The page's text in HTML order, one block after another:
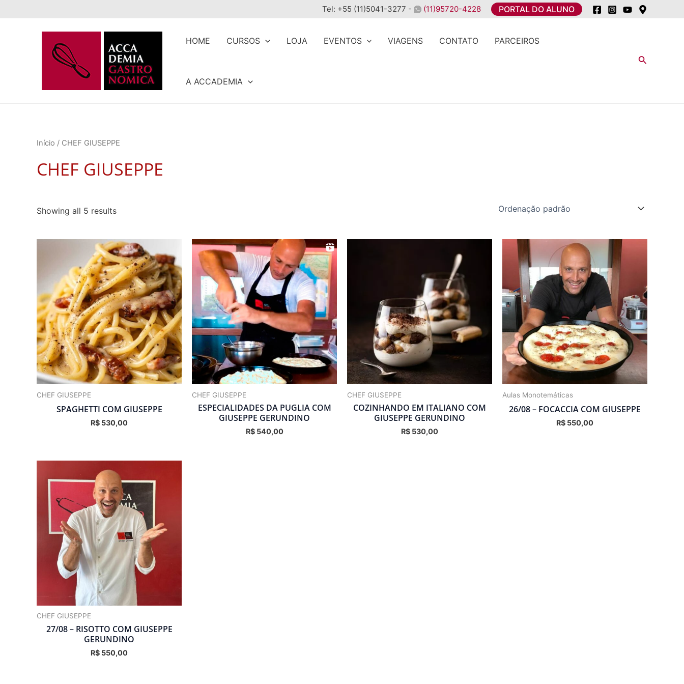
Tel: +55 (11)5041-3277 - (11)95720-4228 PORTAL DO ALUNO
HOME CURSOS LOJA EVENTOS VIAGENS CONTATO PARCEIROS
A ACCADEMIA
Pesquisar
Início / CHEF GIUSEPPE
CHEF GIUSEPPE
Showing all 5 results
CHEF GIUSEPPE
SPAGHETTI COM GIUSEPPE
R$ 530,00
CHEF GIUSEPPE
ESPECIALIDADES DA PUGLIA COM
GIUSEPPE GERUNDINO
R$540,00
CHEF GIUSEPPE
COZINHANDO EM ITALIANO COM
GIUSEPPE GERUNDINO
R$ 530,00
Aulas Monotemáticas
26/08 – FOCACCIA COM GIUSEPPE
R$ 550,00
CHEF GIUSEPPE
27/08 – RISOTTO COM GIUSEPPE
GERUNDINO
R$ 550,00